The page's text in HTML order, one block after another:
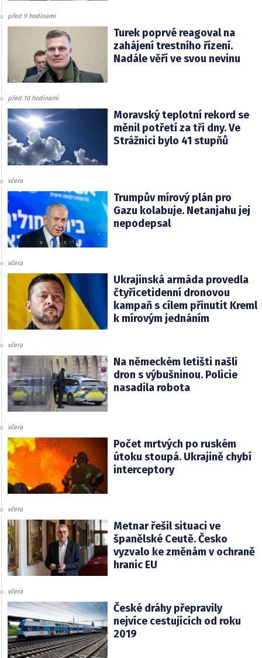
před 9 hodinami
Turek poprvé reagoval na
zahájení trestního řízení.
Nadále věří ve svou nevinu
před 10 hodinami
Moravský teplotní rekord se
měnil potřetí za tři dny. Ve
Strážnici bylo 41 stupňů
včera
Trumpův mírový plán pro
Gazu kolabuje. Netanjahu jej
nepodepsal
včera
Ukrajinská armáda provedla
čtyřicetidenní dronovou
kampaň s cílem přinutit Kreml
k mírovým jednáním
včera
Na německém letišti našli
dron s výbušninou. Policie
nasadila robota
včera
Počet mrtvých po ruském
útoku stoupá. Ukrajině chybí
interceptory
včera
Metnar řešil situaci ve
španělské Ceutě. Česko
vyzvalo ke změnám v ochraně
hranic EU
včera
České dráhy přepravily
nejvíce cestujících od roku
2019